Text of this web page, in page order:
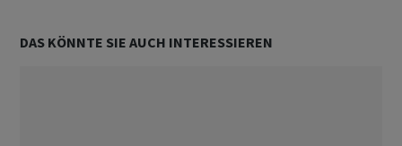
DAS KÖNNTE SIE AUCH INTERESSIEREN